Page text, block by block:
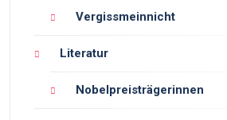
Vergissmeinnicht
Literatur
Nobelpreisträgerinnen